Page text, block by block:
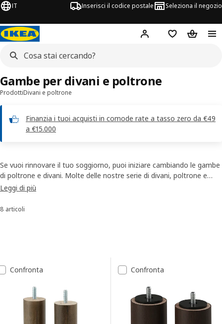
IT Inserisci il codice postale Seleziona il negozio
Hej! AccediLista deiCarrello
ProdottiDivani e poltrone
Finanzia i tuoi acquisti in comode rate a tasso zero da €49
a €15.000
Gambe per divani e poltrone
Se vuoi rinnovare il tuo soggiorno, puoi iniziare cambiando le gambe
di poltrone e divani. Molte delle nostre serie di divani, poltrone e
poggiapiedi ti offrono diverse gambe per divani e poltrone tra cui
sostituirle per rinfrescare il salotto. Perché sono i dettagli a fare la
Leggi di più
Ordina e filtra
8 articoli
Elenco dei risultati
Confronta Confronta